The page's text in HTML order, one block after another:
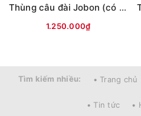
Thùng câu đài Jobon (có tựa lưng, đủ phụ kiện)
1.250.000₫
Tìm kiếm nhiều: • Trang chủ
• Tin tức •